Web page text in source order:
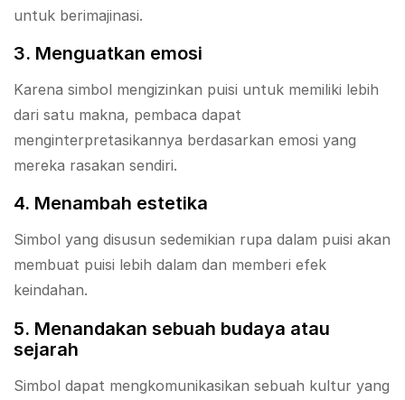
untuk berimajinasi.
3. Menguatkan emosi
Karena simbol mengizinkan puisi untuk memiliki lebih
dari satu makna, pembaca dapat
menginterpretasikannya berdasarkan emosi yang
mereka rasakan sendiri.
4. Menambah estetika
Simbol yang disusun sedemikian rupa dalam puisi akan
membuat puisi lebih dalam dan memberi efek
keindahan.
5. Menandakan sebuah budaya atau
sejarah
Simbol dapat mengkomunikasikan sebuah kultur yang